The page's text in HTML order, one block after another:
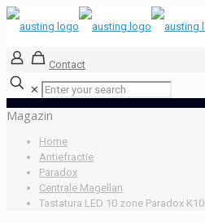
Contact
✕
Magazin
Home
Antiefractie
Paradox
Centrale Magellan
Tastatura LED 10 zone Paradox K10